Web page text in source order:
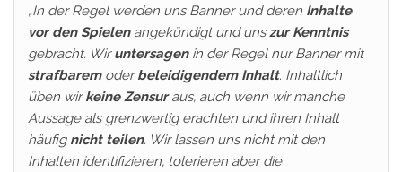
„In der Regel werden uns Banner und deren Inhalte
vor den Spielenangekündigt und unszur Kenntnis
gebracht. Wiruntersagenin der Regel nur Banner mit
strafbaremoderbeleidigendem Inhalt. Inhaltlich
üben wirkeine Zensuraus, auch wenn wir manche
Aussage als grenzwertig erachten und ihren Inhalt
häufig nicht teilen. Wir lassen uns nicht mit den
Inhalten identifizieren, tolerieren aber die